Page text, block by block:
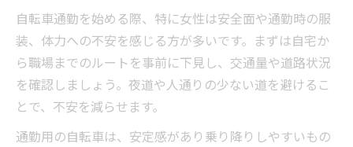
自転車通勤を始める際、特に女性は安全面や通勤時の服
装、体力への不安を感じる方が多いです。まずは自宅か
ら職場までのルートを事前に下見し、交通量や道路状況
を確認しましょう。夜道や人通りの少ない道を避けるこ
とで、不安を減らせます。
通勤用の自転車は、安定感があり乗り降りしやすいもの